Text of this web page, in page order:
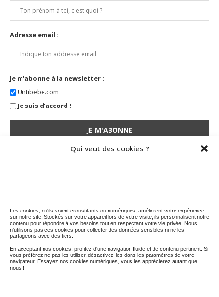
Qui veut des cookies ?
Les cookies, qu'ils soient croustillants ou numériques, améliorent votre expérience
sur notre site. Stockés sur votre appareil lors de votre visite, ils personnalisent notre
contenu pour répondre à vos besoins tout en respectant votre vie privée. Nous
n'utilisons pas ces cookies pour collecter des données sensibles ni ne les
partageons avec des tiers.
En acceptant nos cookies, profitez d'une navigation fluide et de contenu pertinent. Si
vous préférez ne pas les utiliser, désactivez-les dans les paramètres de votre
navigateur. Essayez nos cookies numériques, vous les apprécierez autant que
nous !
Adresse email :
Je m'abonne à la newsletter :
Untibebe.com
Je suis d'accord !
5 036 974 visites depuis le 01 nov. 2014